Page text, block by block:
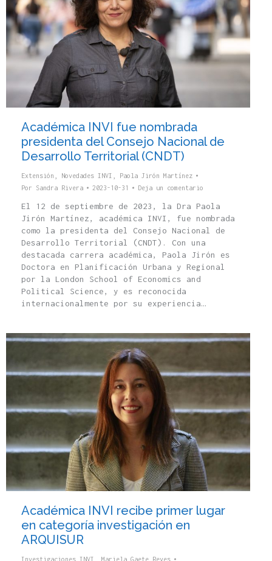
Académica INVI fue nombrada
presidenta del Consejo Nacional de
Desarrollo Territorial (CNDT)
Extensión Novedades INVI
Paola Jirón Martínez
Por Sandra Rivera 2023-10-31 Deja un comentario
El 12 de septiembre de 2023, la Dra Paola
Jirón Martínez, académica INVI, fue nombrada
como la presidenta del Consejo Nacional de
Desarrollo Territorial (CNDT). Con una
destacada carrera académica, Paola Jirón es
Doctora en Planificación Urbana y Regional
por la London School of Economics and
Political Science, y es reconocida
internacionalmente por su experiencia…
Académica INVI recibe primer lugar
en categoría investigación en
ARQUISUR
Investigaciones INVI Mariela Gaete Reyes